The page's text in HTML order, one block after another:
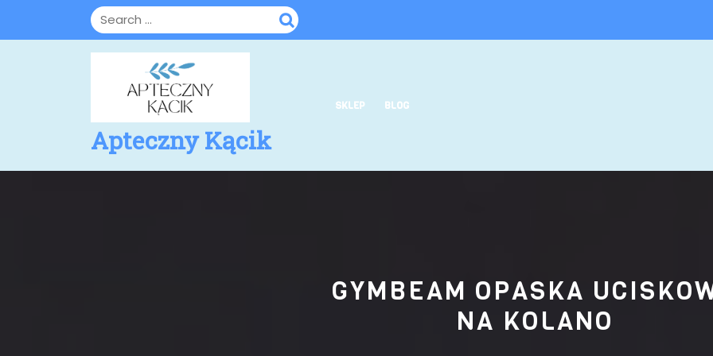
content
Apteczny Kącik
SKLEP BLOG
GYMBEAM OPASKA
NA KOLANO